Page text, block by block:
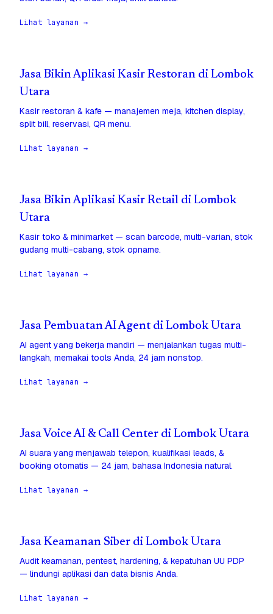
Lihat layanan →
Jasa Bikin Aplikasi Kasir Restoran di Lombok
Utara
Kasir restoran & kafe — manajemen meja, kitchen display,
split bill, reservasi, QR menu.
Lihat layanan →
Jasa Bikin Aplikasi Kasir Retail di Lombok
Utara
Kasir toko & minimarket — scan barcode, multi-varian, stok
gudang multi-cabang, stok opname.
Lihat layanan →
Jasa Pembuatan AI Agent di Lombok Utara
AI agent yang bekerja mandiri — menjalankan tugas multi-
langkah, memakai tools Anda, 24 jam nonstop.
Lihat layanan →
Jasa Voice AI & Call Center di Lombok Utara
AI suara yang menjawab telepon, kualifikasi leads, &
booking otomatis — 24 jam, bahasa Indonesia natural.
Lihat layanan →
Jasa Keamanan Siber di Lombok Utara
Audit keamanan, pentest, hardening, & kepatuhan UU PDP
— lindungi aplikasi dan data bisnis Anda.
Lihat layanan →